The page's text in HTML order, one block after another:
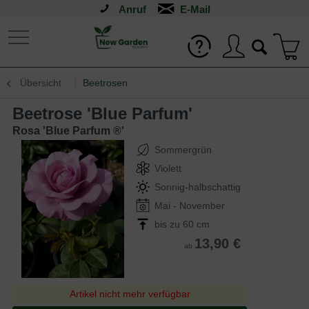
Anruf
Übersicht Beetrosen
Beetrose 'Blue Parfum'
Rosa 'Blue Parfum ®'
Sommergrün
Violett
Sonnig-halbschattig
Mai - November
bis zu 60 cm
ab 13,90 €
Artikel nicht mehr verfügbar